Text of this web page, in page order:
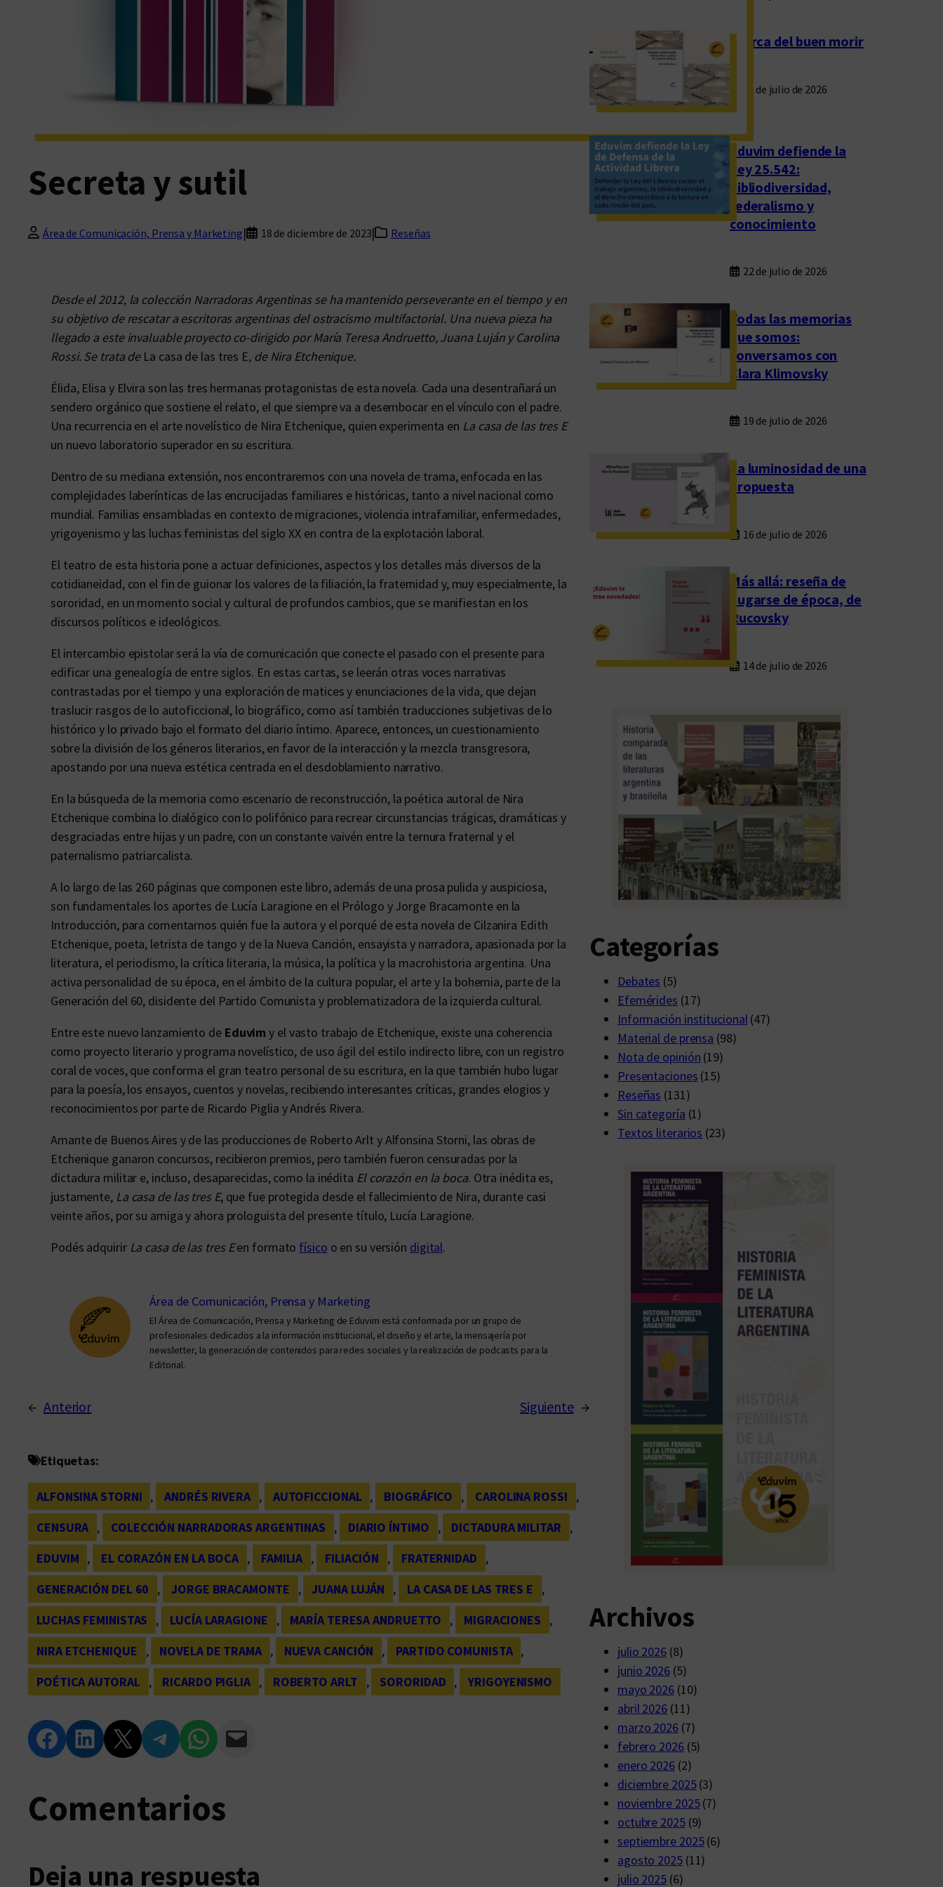
Secreta y sutil
Área de Comunicación, Prensa y Marketing| 18 de diciembre de 2023| Reseñas
Desde el 2012, la colección Narradoras Argentinas se ha mantenido perseverante en el tiempo y en
su objetivo de rescatar a escritoras argentinas del ostracismo multifactorial. Una nueva pieza ha
llegado a este invaluable proyecto co-dirigido por María Teresa Andruetto, Juana Luján y Carolina
Rossi. Se trata de La casa de las tres E, de Nira Etchenique.
Élida, Elisa y Elvira son las tres hermanas protagonistas de esta novela. Cada una desentrañará un
sendero orgánico que sostiene el relato, el que siempre va a desembocar en el vínculo con el padre.
Una recurrencia en el arte novelístico de Nira Etchenique, quien experimenta en La casa de las tres E
un nuevo laboratorio superador en su escritura.
Dentro de su mediana extensión, nos encontraremos con una novela de trama, enfocada en las
complejidades laberínticas de las encrucijadas familiares e históricas, tanto a nivel nacional como
mundial. Familias ensambladas en contexto de migraciones, violencia intrafamiliar, enfermedades,
yrigoyenismo y las luchas feministas del siglo XX en contra de la explotación laboral.
El teatro de esta historia pone a actuar definiciones, aspectos y los detalles más diversos de la
cotidianeidad, con el fin de guionar los valores de la filiación, la fraternidad y, muy especialmente, la
sororidad, en un momento social y cultural de profundos cambios, que se manifiestan en los
discursos políticos e ideológicos.
El intercambio epistolar será la vía de comunicación que conecte el pasado con el presente para
edificar una genealogía de entre siglos. En estas cartas, se leerán otras voces narrativas
contrastadas por el tiempo y una exploración de matices y enunciaciones de la vida, que dejan
traslucir rasgos de lo autoficcional, lo biográfico, como así también traducciones subjetivas de lo
histórico y lo privado bajo el formato del diario íntimo. Aparece, entonces, un cuestionamiento
sobre la división de los géneros literarios, en favor de la interacción y la mezcla transgresora,
apostando por una nueva estética centrada en el desdoblamiento narrativo.
En la búsqueda de la memoria como escenario de reconstrucción, la poética autoral de Nira
Etchenique combina lo dialógico con lo polifónico para recrear circunstancias trágicas, dramáticas y
desgraciadas entre hijas y un padre, con un constante vaivén entre la ternura fraternal y el
paternalismo patriarcalista.
A lo largo de las 260 páginas que componen este libro, además de una prosa pulida y auspiciosa,
son fundamentales los aportes de Lucía Laragione en el Prólogo y Jorge Bracamonte en la
Introducción, para comentarnos quién fue la autora y el porqué de esta novela de Cilzanira Edith
Etchenique, poeta, letrista de tango y de la Nueva Canción, ensayista y narradora, apasionada por la
literatura, el periodismo, la crítica literaria, la música, la política y la macrohistoria argentina. Una
activa personalidad de su época, en el ámbito de la cultura popular, el arte y la bohemia, parte de la
Generación del 60, disidente del Partido Comunista y problematizadora de la izquierda cultural.
Entre este nuevo lanzamiento de Eduvim y el vasto trabajo de Etchenique, existe una coherencia
como proyecto literario y programa novelístico, de uso ágil del estilo indirecto libre, con un registro
coral de voces, que conforma el gran teatro personal de su escritura, en la que también hubo lugar
para la poesía, los ensayos, cuentos y novelas, recibiendo interesantes críticas, grandes elogios y
reconocimientos por parte de Ricardo Piglia y Andrés Rivera.
Amante de Buenos Aires y de las producciones de Roberto Arlt y Alfonsina Storni, las obras de
Etchenique ganaron concursos, recibieron premios, pero también fueron censuradas por la
dictadura militar e, incluso, desaparecidas, como la inédita El corazón en la boca. Otra inédita es,
justamente, La casa de las tres E, que fue protegida desde el fallecimiento de Nira, durante casi
veinte años, por su amiga y ahora prologuista del presente título, Lucía Laragione.
Podés adquirir La casa de las tres Een formato físico o en su versión digital.
Área de Comunicación, Prensa y Marketing
El Área de Comunicación, Prensa y Marketing de Eduvim está conformada por un grupo de
profesionales dedicados a la información institucional, el diseño y el arte, la mensajería por
newsletter, la generación de contenidos para redes sociales y la realización de podcasts para la
Editorial.
← Anterior Siguiente →
Etiquetas:
ALFONSINA STORNI , ANDRÉS RIVERA , AUTOFICCIONAL , BIOGRÁFICO , CAROLINA ROSSI
,
CENSURA , COLECCIÓN NARRADORAS ARGENTINAS , DIARIO ÍNTIMO , DICTADURA MILITAR
,
EDUVIM , EL CORAZÓN EN LA BOCA , FAMILIA , FILIACIÓN , FRATERNIDAD
,
GENERACIÓN DEL 60
, JORGE BRACAMONTE , JUANA LUJÁN , LA CASA DE LAS TRES E
,
LUCHAS FEMINISTAS
, LUCÍA LARAGIONE , MARÍA TERESA ANDRUETTO , MIGRACIONES
,
NIRA ETCHENIQUE
, NOVELA DE TRAMA , NUEVA CANCIÓN , PARTIDO COMUNISTA ,
POÉTICA AUTORAL , RICARDO PIGLIA , ROBERTO ARLT , SORORIDAD , YRIGOYENISMO
Compartir en Facebook Compartir en LinkedIn Compartir en Twitter Compartir en Telegram Compartir en WhatsApp Compartir vía Email
Comentarios
Deja una respuesta
Acerca del buen morir
23 de julio de 2026
Eduvim defiende la
Ley 25.542:
bibliodiversidad,
federalismo y
conocimiento
22 de julio de 2026
Todas las memorias
que somos:
conversamos con
Clara Klimovsky
19 de julio de 2026
La luminosidad de una
propuesta
16 de julio de 2026
Más allá: reseña de
Fugarse de época, de
Rucovsky
14 de julio de 2026
Categorías
Debates (5)
Efemérides (17)
Información institucional(47)
Material de prensa (98)
Nota de opinión (19)
Presentaciones (15)
Reseñas (131)
Sin categoría (1)
Textos literarios (23)
Archivos
julio 2026(8)
junio 2026(5)
mayo 2026 (10)
abril 2026(11)
marzo 2026(7)
febrero 2026(5)
enero 2026(2)
diciembre 2025(3)
noviembre 2025(7)
octubre 2025(9)
septiembre 2025(6)
agosto 2025(11)
julio 2025(6)